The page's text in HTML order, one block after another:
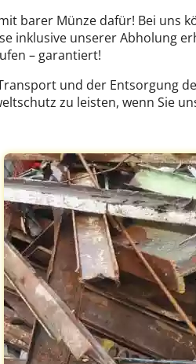
barer Münze dafür! Bei uns
inklusive unserer Abholung
– garantiert!
und der Entsorgung
zu leisten, wenn Sie